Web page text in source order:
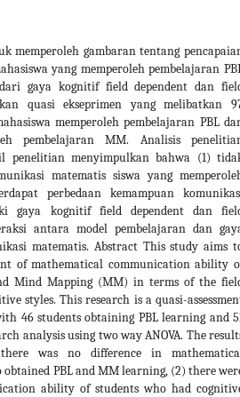
memperoleh gambaran tentang
yang memperoleh pembelajaran
gaya kognitif field dependent dan
quasi ekseprimen yang melibatkan
memperoleh pembelajaran PBL
pembelajaran MM. Analisis
penelitian menyimpulkan bahwa (1)
matematis siswa yang
perbedaan kemampuan
gaya kognitif field dependent dan
antara model pembelajaran dan
matematis. Abstract This study aims
of mathematical communication ability
Mind Mapping (MM) in terms of the
styles. This research is a quasi-
46 students obtaining PBL learning and
analysis using two way ANOVA. The
was no difference in
PBL and MM learning, (2) there
ability of students who had